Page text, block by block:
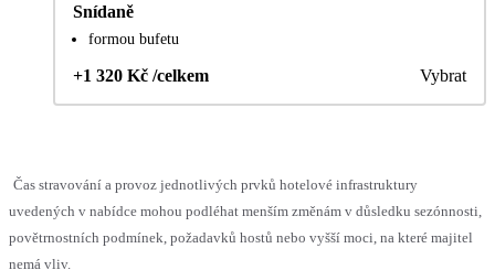
Snídaně
formou bufetu
+1 320 Kč /celkem Vybrat
Čas stravování a provoz jednotlivých prvků hotelové infrastruktury
uvedených v nabídce mohou podléhat menším změnám v důsledku sezónnosti,
povětrnostních podmínek, požadavků hostů nebo vyšší moci, na které majitel
nemá vliv.